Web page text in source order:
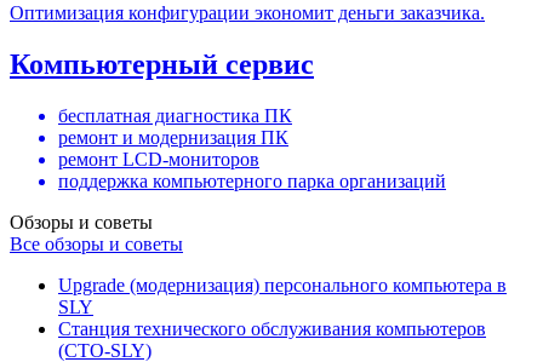
Оптимизация конфигурации экономит деньги заказчика.
Компьютерный сервис
бесплатная диагностика ПК
ремонт и модернизация ПК
ремонт LCD-мониторов
поддержка компьютерного парка организаций
Обзоры и советы
Все обзоры и советы
Upgrade (модернизация) персонального компьютера в
SLY
Станция технического обслуживания компьютеров
(СТО-SLY)